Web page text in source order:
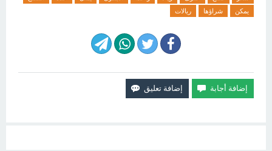
يمكن
شراؤها ريالات